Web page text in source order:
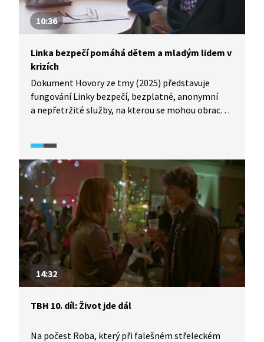
10:36
Linka bezpečí pomáhá dětem a mladým lidem v
krizích
Dokument Hovory ze tmy (2025) představuje
fungování Linky bezpečí, bezplatné, anonymní
a nepřetržité služby, na kterou se mohou obracet
vysvětluje, jak linka funguje v praxi, na jaká témata
se zaměřuje a proč je klíčová anonymita a důvěra.
Zmiňuje i nejčastější důvody volání – problémy
ve škole, rodině a vztazích – a také výrazný nárůst
hovorů spojených s psychickými obtížemi.
14:32
TBH 10. díl: Život jde dál
Na počest Roba, který při falešném střeleckém